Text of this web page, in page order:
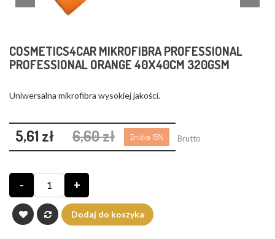
COSMETICS4CAR MIKROFIBRA PROFESSIONAL
PROFESSIONAL ORANGE 40X40CM 320GSM
Uniwersalna mikrofibra wysokiej jakości.
5,61 zł 6,60 zł Zniżka 15% Brutto
- +
Dodaj do koszyka